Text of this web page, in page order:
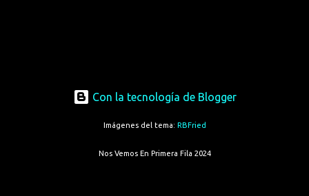
Con la tecnología de Blogger
Imágenes del tema: RBFried
Nos Vemos En Primera Fila 2024